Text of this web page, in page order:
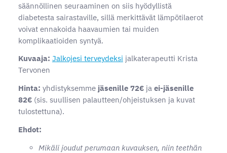
säännöllinen seuraaminen on siis hyödyllistä
diabetesta sairastaville, sillä merkittävät lämpötilaerot
voivat ennakoida haavaumien tai muiden
komplikaatioiden syntyä.
Kuvaaja: Jalkojesi terveydeksi jalkaterapeutti Krista
Tervonen
Hinta: yhdistyksemme jäsenille 72€ja ei-jäsenille
82€(sis. suullisen palautteen/ohjeistuksen ja kuvat
tulostettuna).
Ehdot:
Mikäli joudut perumaan kuvauksen, niin teethän